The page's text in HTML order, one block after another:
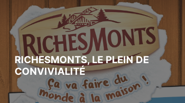
RICHESMONTS, LE PLEIN DE
CONVIVIALITÉ